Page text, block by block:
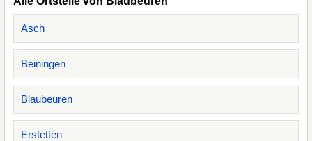
Asch
Beiningen
Blaubeuren
Erstetten